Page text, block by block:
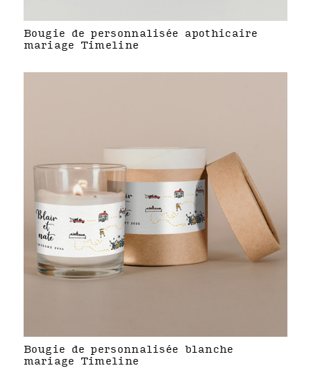
Bougie de personnalisée apothicaire
mariage Timeline
Bougie de personnalisée blanche
mariage Timeline